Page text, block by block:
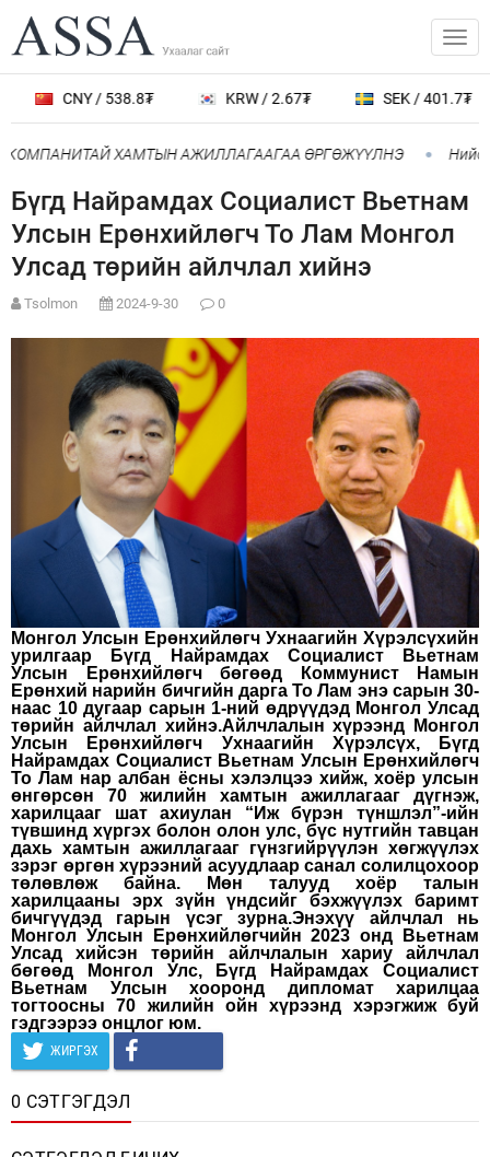
CNY / 538.8₮ KRW / 2.67₮ SEK / 401.7₮
КОМПАНИТАЙ ХАМТЫН АЖИЛЛАГААГАА ӨРГӨЖҮҮЛНЭ
Бүгд Найрамдах Социалист Вьетнам
Улсын Ерөнхийлөгч То Лам Монгол
Улсад төрийн айлчлал хийнэ
Tsolmon 2024-9-30 0
Монгол Улсын Ерөнхийлөгч Ухнаагийн Хүрэлсүхийн
урилгаар Бүгд Найрамдах Социалист Вьетнам
Улсын Ерөнхийлөгч бөгөөд Коммунист Намын
Ерөнхий нарийн бичгийн дарга То Лам энэ сарын 30-
наас 10 дугаар сарын 1-ний өдрүүдэд Монгол Улсад
төрийн айлчлал хийнэ.Айлчлалын хүрээнд Монгол
Улсын Ерөнхийлөгч Ухнаагийн Хүрэлсүх, Бүгд
Найрамдах Социалист Вьетнам Улсын Ерөнхийлөгч
То Лам нар албан ёсны хэлэлцээ хийж, хоёр улсын
өнгөрсөн 70 жилийн хамтын ажиллагааг дүгнэж,
харилцааг шат ахиулан “Иж бүрэн түншлэл”-ийн
түвшинд хүргэх болон олон улс, бүс нутгийн тавцан
дахь хамтын ажиллагааг гүнзгийрүүлэн хөгжүүлэх
зэрэг өргөн хүрээний асуудлаар санал солилцохоор
төлөвлөж байна. Мөн талууд хоёр талын
харилцааны эрх зүйн үндсийг бэхжүүлэх баримт
бичгүүдэд гарын үсэг зурна.Энэхүү айлчлал нь
Монгол Улсын Ерөнхийлөгчийн 2023 онд Вьетнам
Улсад хийсэн төрийн айлчлалын хариу айлчлал
бөгөөд Монгол Улс, Бүгд Найрамдах Социалист
Вьетнам Улсын хооронд дипломат харилцаа
тогтоосны 70 жилийн ойн хүрээнд хэрэгжиж буй
гэдгээрээ онцлог юм.
ЖИРГЭХ
0 СЭТГЭГДЭЛ